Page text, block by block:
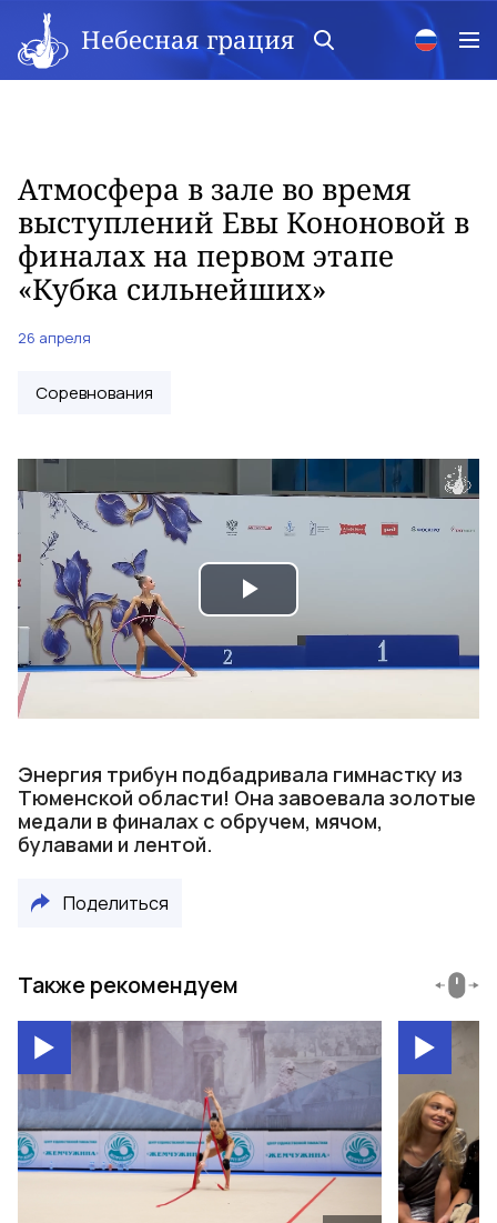
Небесная грация
Атмосфера в зале во время
выступлений Евы Кононовой в
финалах на первом этапе
«Кубка сильнейших»
26 апреля
Соревнования
Play
Video
Энергия трибун подбадривала гимнастку из
Тюменской области! Она завоевала золотые
медали в финалах с обручем, мячом,
булавами и лентой.
Поделиться
Также рекомендуем